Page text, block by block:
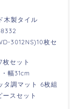
木製タイル
3012NS)10枚セ
セット
幅31cm
タ調マット 6枚組
スセット